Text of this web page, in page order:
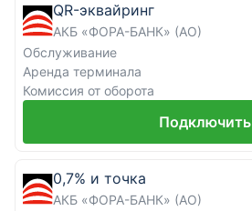
QR-эквайринг
АКБ «ФОРА-БАНК» (АО)
Обслуживание
Аренда терминала
Комиссия от оборота
Подключить
0,7% и точка
АКБ «ФОРА-БАНК» (АО)